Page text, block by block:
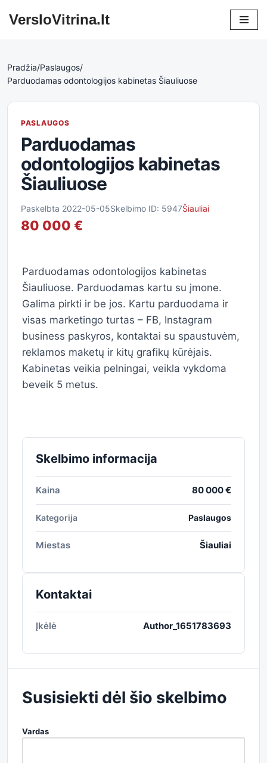
VersloVitrina.lt
Pradžia/Paslaugos/
Parduodamas odontologijos kabinetas Šiauliuose
PASLAUGOS
Parduodamas
odontologijos kabinetas
Šiauliuose
Paskelbta 2022-05-05Skelbimo ID: 5947Šiauliai
80 000 €
Parduodamas odontologijos kabinetas
Šiauliuose. Parduodamas kartu su įmone.
Galima pirkti ir be jos. Kartu parduodama ir
visas marketingo turtas – FB, Instagram
business paskyros, kontaktai su spaustuvėm,
reklamos maketų ir kitų grafikų kūrėjais.
Kabinetas veikia pelningai, veikla vykdoma
beveik 5 metus.
Skelbimo informacija
Kaina 80 000 €
Kategorija Paslaugos
Miestas Šiauliai
Kontaktai
Įkėlė Author_1651783693
Susisiekti dėl šio skelbimo
Vardas